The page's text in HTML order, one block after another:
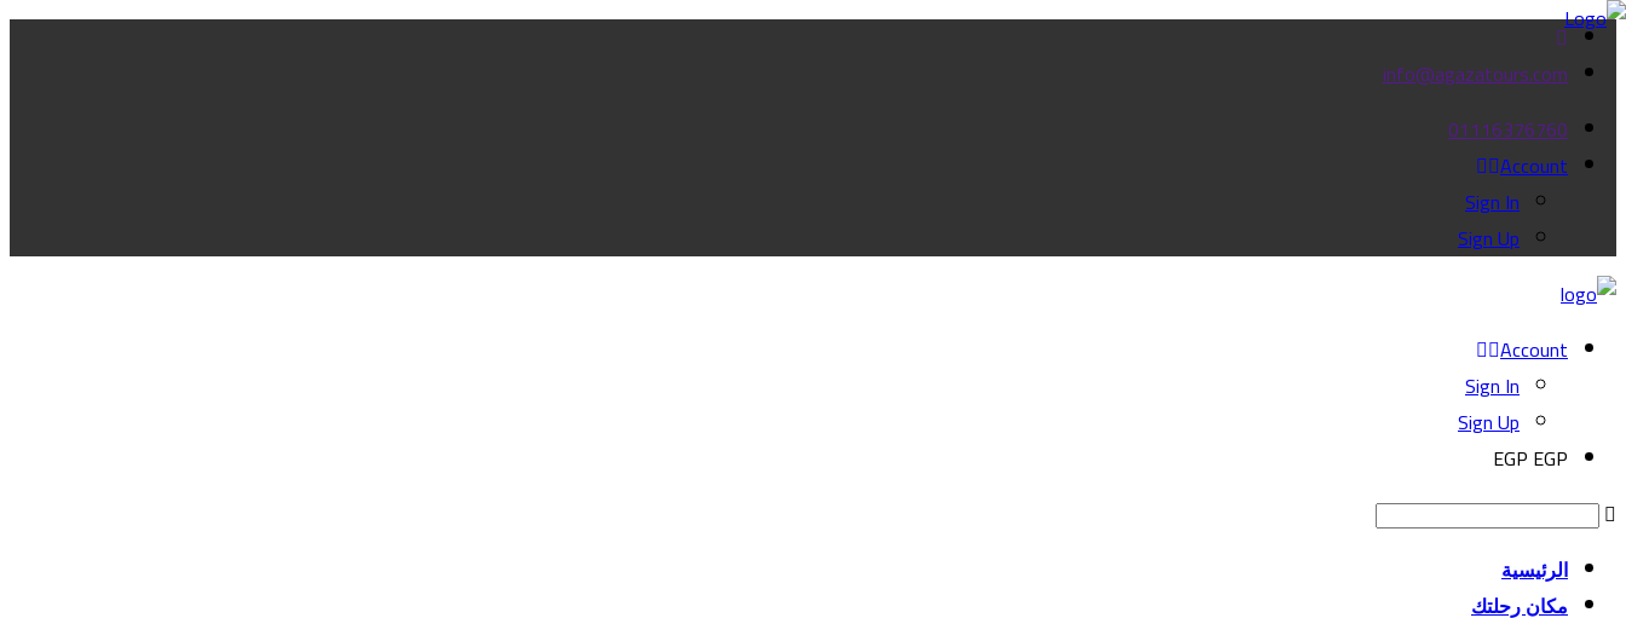
info@agazatours.com
01116376760
Account
Sign In
Sign Up
Account
Sign In
Sign Up
EGP EGP
الرئيسية
مكان رحلتك